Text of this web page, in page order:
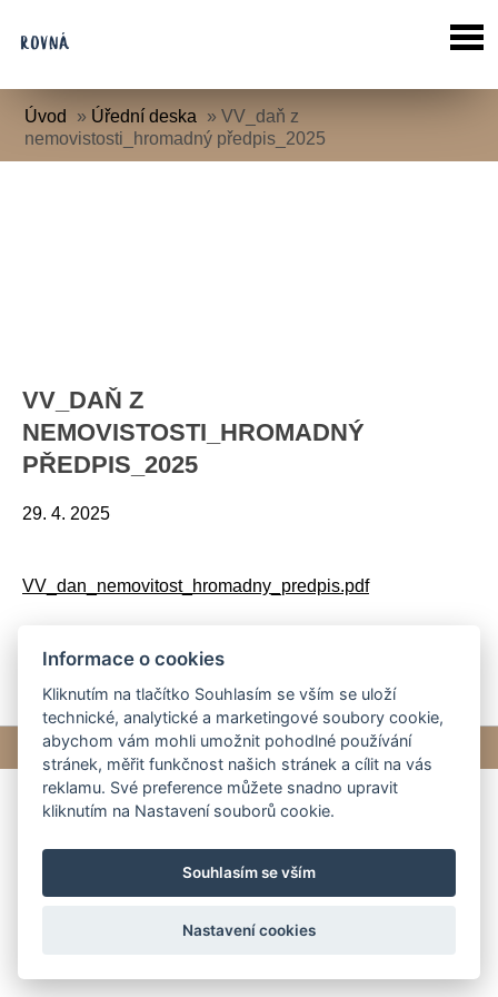
Úvod » Úřední deska »VV_daň z
nemovistosti_hromadný předpis_2025
VV_DAŇ Z
NEMOVISTOSTI_HROMADNÝ
PŘEDPIS_2025
29. 4. 2025
VV_dan_nemovitost_hromadny_predpis.pdf
© 2026 eStránky.cz | Tvorba webových stránek
Informace o cookies
Kliknutím na tlačítko Souhlasím se vším se uloží
technické, analytické a marketingové soubory cookie,
abychom vám mohli umožnit pohodlné používání
stránek, měřit funkčnost našich stránek a cílit na vás
reklamu. Své preference můžete snadno upravit
kliknutím na Nastavení souborů cookie.
Souhlasím se vším
Nastavení cookies